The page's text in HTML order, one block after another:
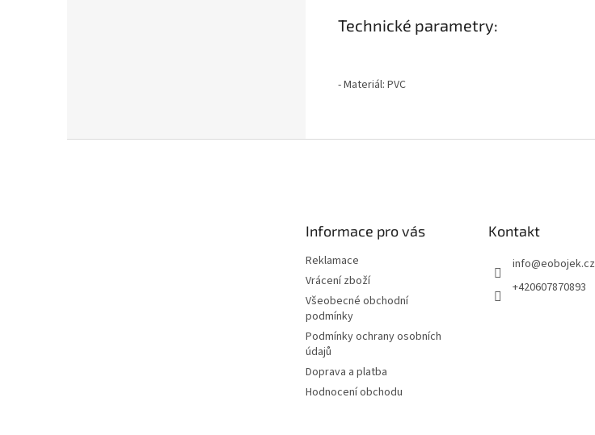
Technické parametry:
- Materiál: PVC
Informace pro vás
Reklamace
Vrácení zboží
Všeobecné obchodní
podmínky
Podmínky ochrany osobních
údajů
Doprava a platba
Hodnocení obchodu
Kontakt
info@eobojek.cz
+420607870893